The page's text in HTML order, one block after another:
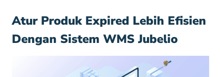
Atur Produk Expired Lebih Efisien
Dengan Sistem WMS Jubelio